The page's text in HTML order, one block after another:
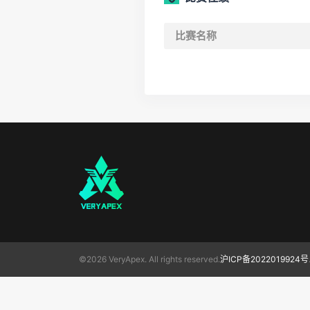
比赛名称
©2026 VeryApex. All rights reserved.沪ICP备2022019924号.